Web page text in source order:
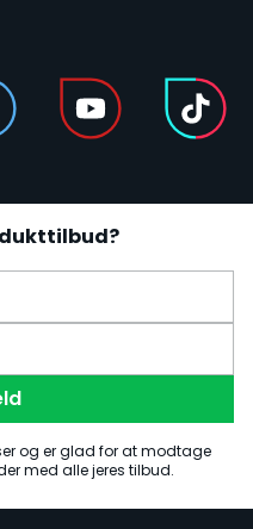
og er glad for at modtage
med alle jeres tilbud.